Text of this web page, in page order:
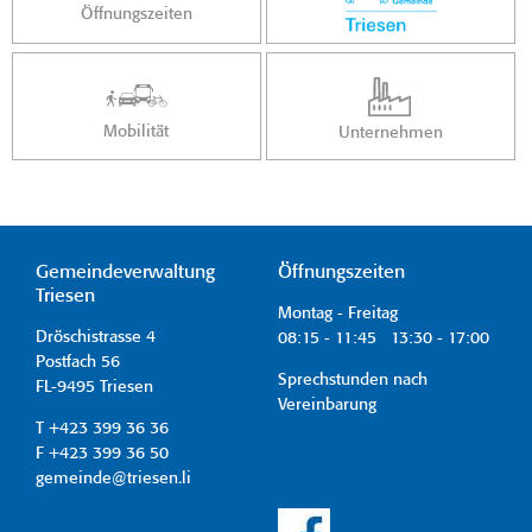
Öffnungszeiten
Mobilität Unternehmen
Gemeindeverwaltung
Triesen
Dröschistrasse 4
Postfach 56
FL-9495 Triesen
T +423 399 36 36
F +423 399 36 50
gemeinde@triesen.li
Öffnungszeiten
Montag - Freitag
08:15 - 11:45 13:30 - 17:00
Sprechstunden nach
Vereinbarung